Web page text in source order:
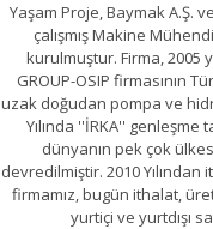
Yaşam Proje, Baymak A.Ş.
çalışmış Makine
kurulmuştur. Firma, 2005
GROUP-OSIP firmasının
uzak doğudan pompa ve
Yılında ''İRKA'' genleşme
dünyanın pek çok
devredilmiştir. 2010
firmamız, bugün ithalat,
yurtiçi ve yurtdışı